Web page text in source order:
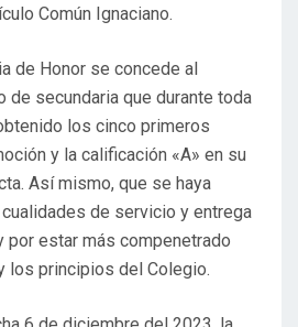
Común Ignaciano.
de Honor se concede al
de secundaria que durante toda
los cinco primeros
y la calificación «A» en su
Así mismo, que se haya
de servicio y entrega
por estar más compenetrado
los principios del Colegio.